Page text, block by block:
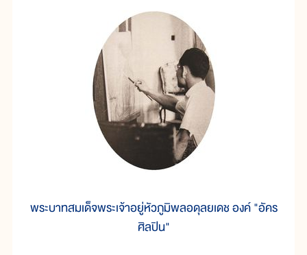
พระบาทสมเด็จพระเจ้าอยู่หัวภูมิพลอดุลยเดช องค์ "อัคร
ศิลปิน"